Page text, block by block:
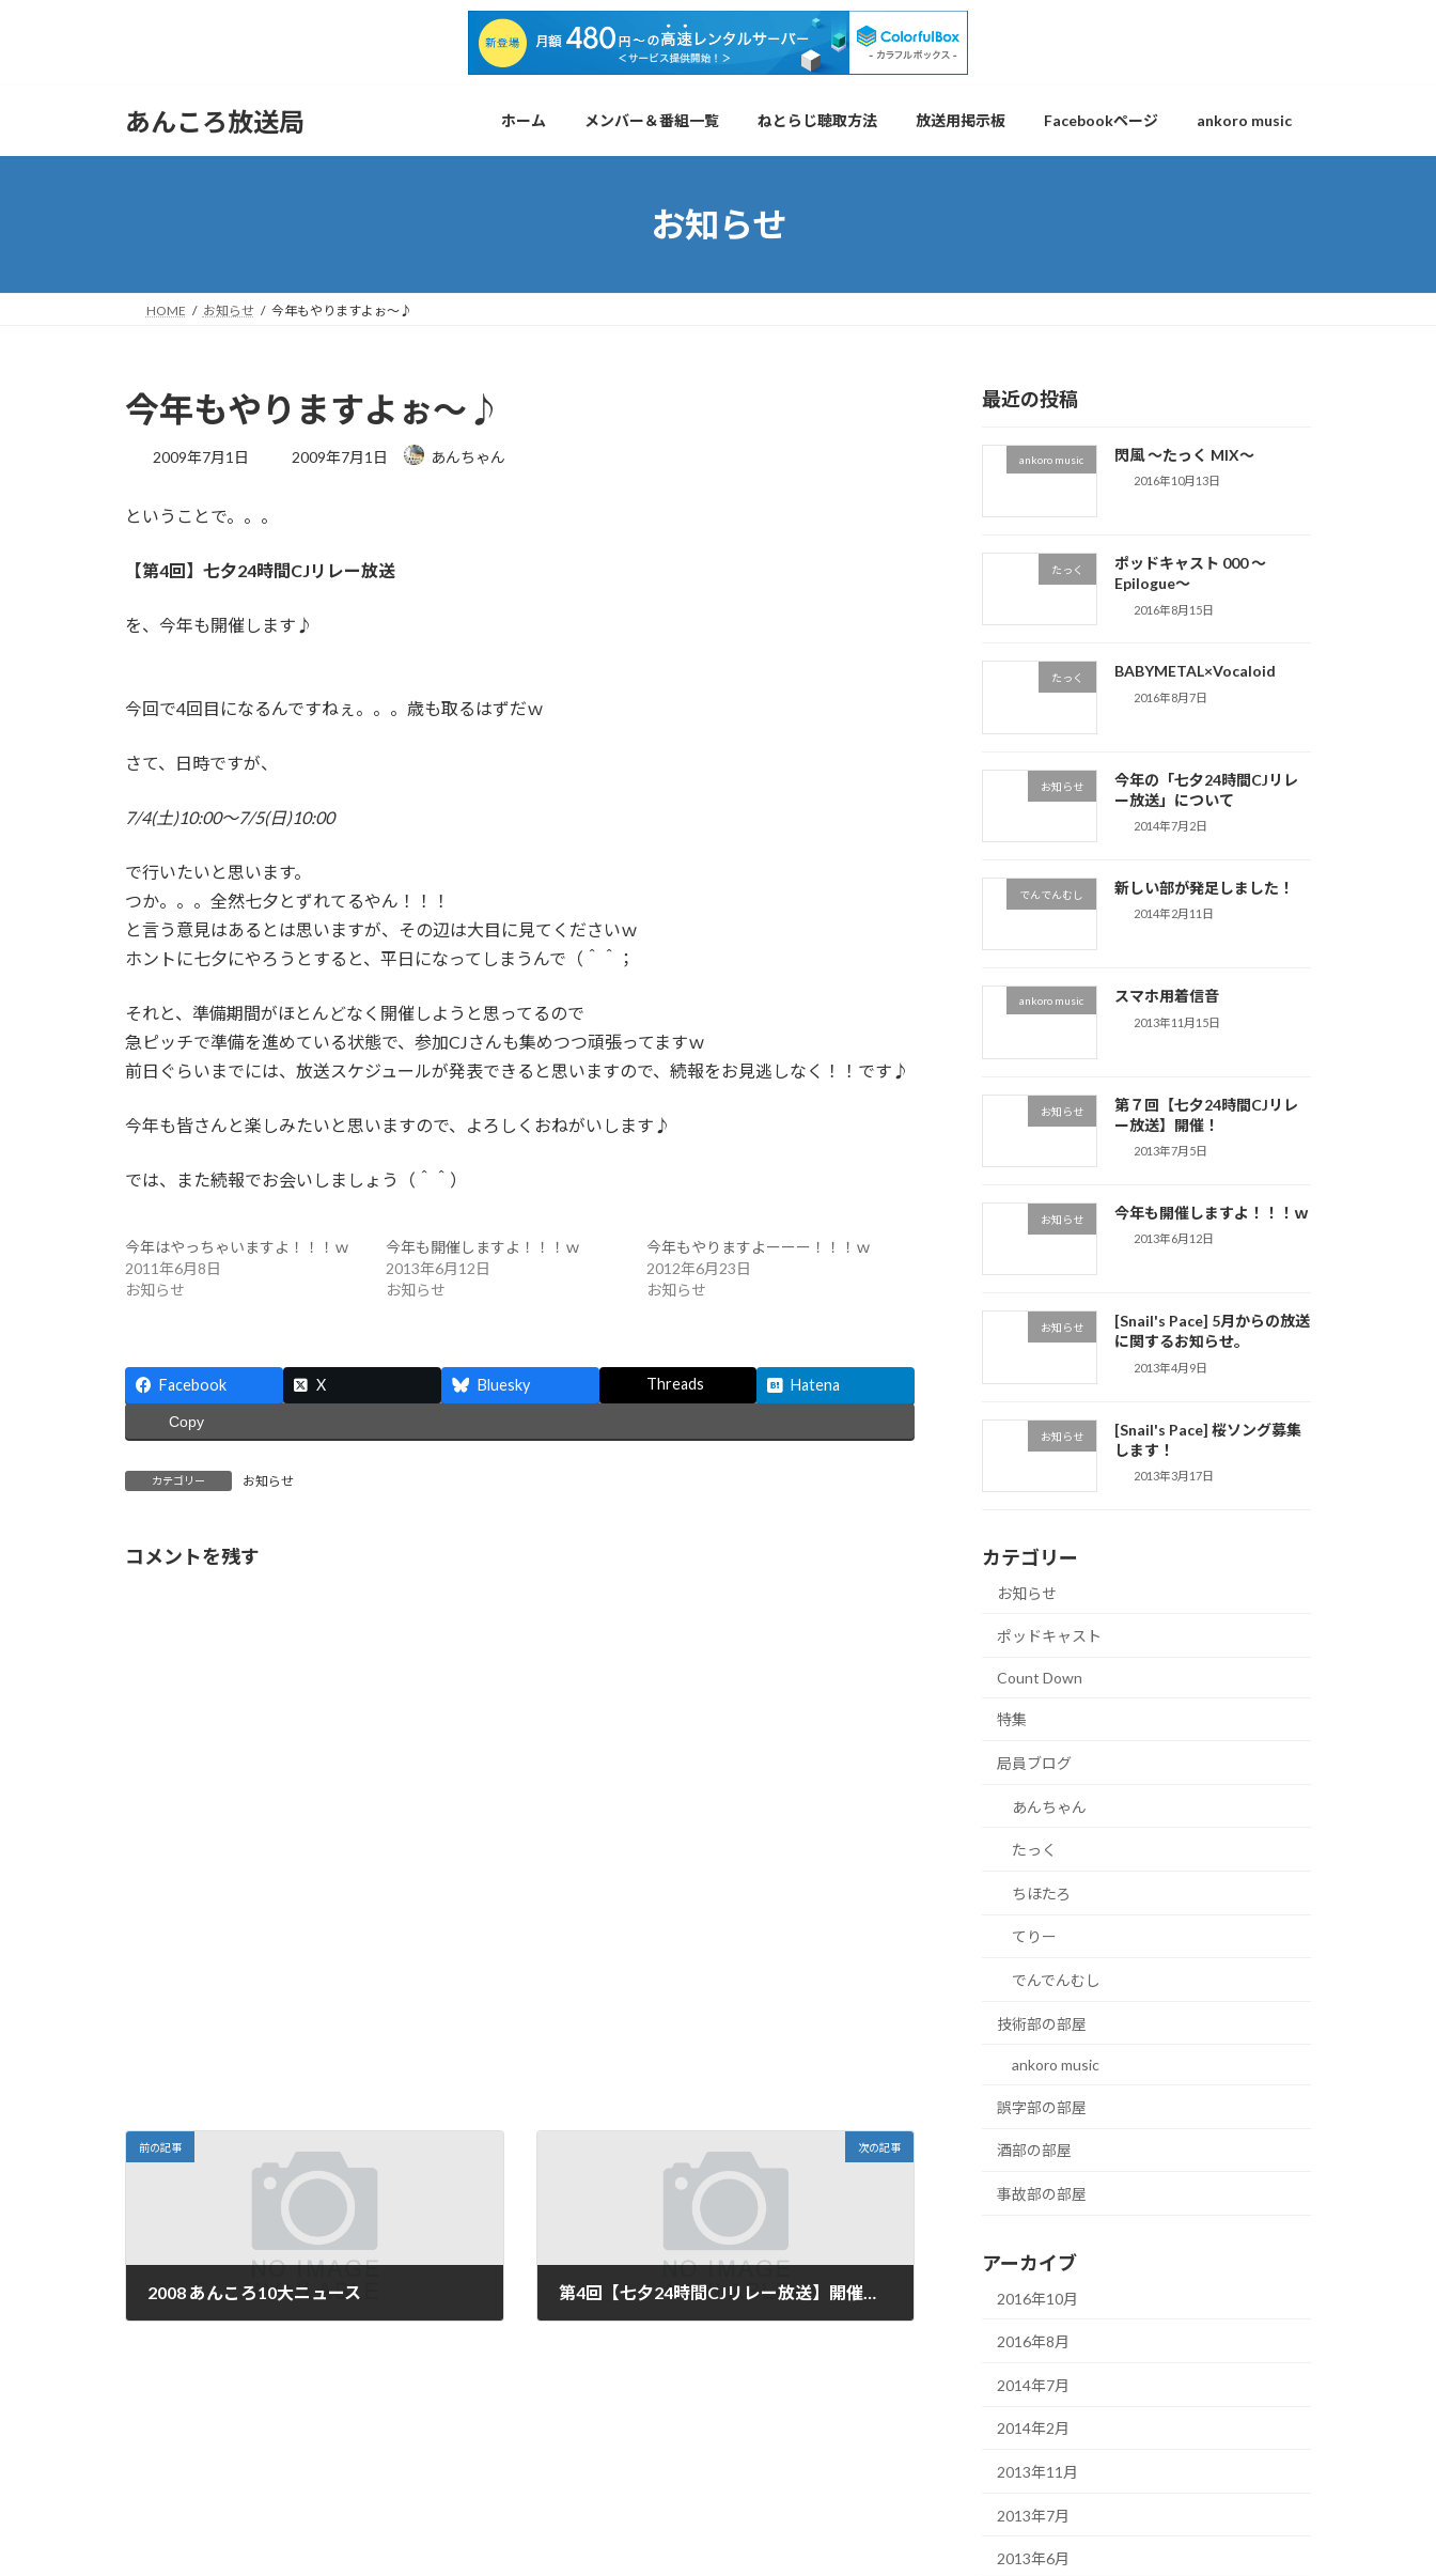
あんころ放送局 ホーム メンバー＆番組一覧 ねとらじ聴取方法 放送用掲示板 Facebookページ ankoro music
お知らせ
HOME お知らせ 今年もやりますよぉ～♪
今年もやりますよぉ～♪
2009年7月1日
最
:
2009年7月1日 あんちゃん
ということで。。。
【第4回】七夕24時間CJリレー放送
を、今年も開催します♪
今回で4回目になるんですねぇ。。。歳も取るはずだｗ
さて、日時ですが、
7/4(土)10:00～7/5(日)10:00
で行いたいと思います。
つか。。。全然七夕とずれてるやん！！！
と言う意見はあるとは思いますが、その辺は大目に見てくださいｗ
ホントに七夕にやろうとすると、平日になってしまうんで（＾＾；
それと、準備期間がほとんどなく開催しようと思ってるので
急ピッチで準備を進めている状態で、参加CJさんも集めつつ頑張ってますｗ
前日ぐらいまでには、放送スケジュールが発表できると思いますので、続報をお見逃しなく！！です♪
今年も皆さんと楽しみたいと思いますので、よろしくおねがいします♪
では、また続報でお会いしましょう（＾＾）
今年はやっちゃいますよ！！！ｗ
2011年6月8日
お知らせ
今年も開催しますよ！！！ｗ
2013年6月12日
お知らせ
今年もやりますよーーー！！！ｗ
2012年6月23日
お知らせ
Facebook X Bluesky Threads Hatena
Copy
カテゴリー お知らせ
コメントを残す
前の記事
2008 あんころ10大ニュース
次の記事
第4回【七夕24時間CJリレー放送】開催！（追記あり）
最近の投稿
ankoro music 閃風 ～たっく MIX～
2016年10月13日
たっく
ポッドキャスト 000 ～
Epilogue～
2016年8月15日
たっく BABYMETAL×Vocaloid
2016年8月7日
お知らせ
今年の「七夕24時間CJリレ
ー放送」について
2014年7月2日
でんでんむし 新しい部が発足しました！
2014年2月11日
ankoro music スマホ用着信音
2013年11月15日
お知らせ
第７回【七夕24時間CJリレ
ー放送】開催！
2013年7月5日
お知らせ 今年も開催しますよ！！！ｗ
2013年6月12日
お知らせ
[Snail's Pace] 5月からの放送
に関するお知らせ。
2013年4月9日
お知らせ
[Snail's Pace] 桜ソング募集
します！
2013年3月17日
カテゴリー
お知らせ
ポッドキャスト
Count Down
特集
局員ブログ
あんちゃん
たっく
ちほたろ
てりー
でんでんむし
技術部の部屋
ankoro music
誤字部の部屋
酒部の部屋
事故部の部屋
アーカイブ
2016年10月
2016年8月
2014年7月
2014年2月
2013年11月
2013年7月
2013年6月